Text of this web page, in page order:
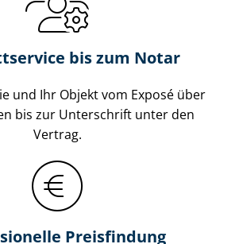
bis zum Notar
und Ihr Objekt vom Exposé über
bis zur Unterschrift unter den
Vertrag.
Preisfindung